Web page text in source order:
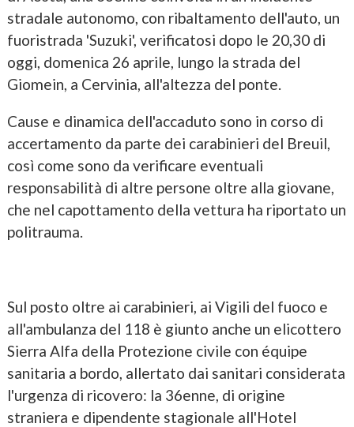
stradale autonomo, con ribaltamento dell'auto, un
fuoristrada 'Suzuki', verificatosi dopo le 20,30 di
oggi, domenica 26 aprile, lungo la strada del
Giomein, a Cervinia, all'altezza del ponte.
Cause e dinamica dell'accaduto sono in corso di
accertamento da parte dei carabinieri del Breuil,
così come sono da verificare eventuali
responsabilità di altre persone oltre alla giovane,
che nel capottamento della vettura ha riportato un
politrauma.
Sul posto oltre ai carabinieri, ai Vigili del fuoco e
all'ambulanza del 118 è giunto anche un elicottero
Sierra Alfa della Protezione civile con équipe
sanitaria a bordo, allertato dai sanitari considerata
l'urgenza di ricovero: la 36enne, di origine
straniera e dipendente stagionale all'Hotel